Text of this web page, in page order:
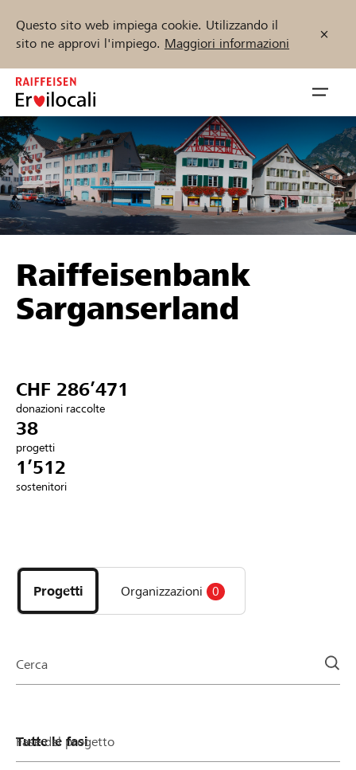
Questo sito web impiega cookie. Utilizzando il
sito ne approvi l'impiego. Maggiori informazioni
Zum
Inhalt
springen
öffnen
Sostenere
Aiuto & supporto
Collegarsi
Trova progetti e organizzazioni
Inizia ora
DE FR IT
Raiffeisenbank
Sarganserland
CHF 286’471
donazioni raccolte
38
progetti
1’512
sostenitori
i
progetti
e
della
Progetti Organizzazioni 0
Cerca
Fase del progetto